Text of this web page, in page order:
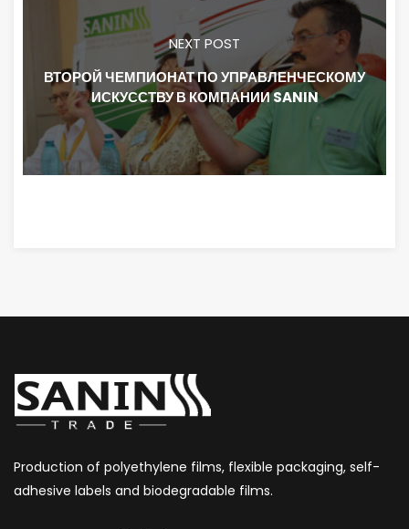
NEXT POST
ВТОРОЙ ЧЕМПИОНАТ ПО УПРАВЛЕНЧЕСКОМУ
ИСКУССТВУ В КОМПАНИИ SANIN
Production of polyethylene films, flexible packaging, self-
adhesive labels and biodegradable films.